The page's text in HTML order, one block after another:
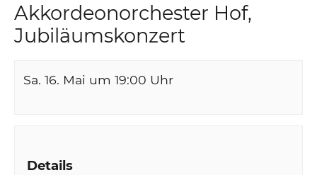
Akkordeonorchester Hof,
Jubiläumskonzert
Sa. 16. Mai um 19:00 Uhr
Details